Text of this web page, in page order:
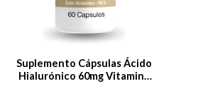
Suplemento Cápsulas Ácido
Hialurónico 60mg Vitamina